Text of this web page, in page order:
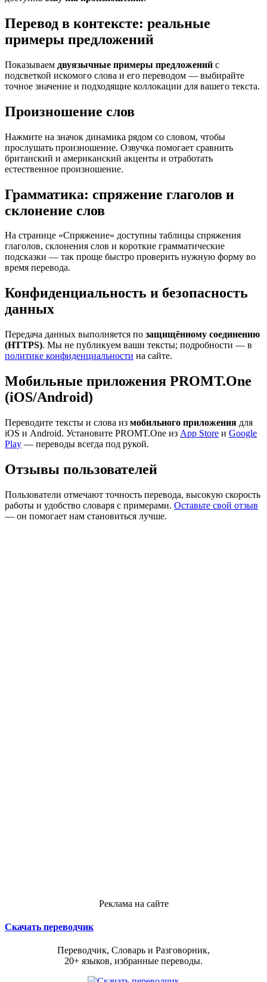
Перевод в контексте: реальные
примеры предложений
Показываем двуязычные примеры предложений с
подсветкой искомого слова и его переводом — выбирайте
точное значение и подходящие коллокации для вашего текста.
Произношение слов
Нажмите на значок динамика рядом со словом, чтобы
прослушать произношение. Озвучка помогает сравнить
британский и американский акценты и отработать
естественное произношение.
Грамматика: спряжение глаголов и
склонение слов
На странице «Спряжение» доступны таблицы спряжения
глаголов, склонения слов и короткие грамматические
подсказки — так проще быстро проверить нужную форму во
время перевода.
Конфиденциальность и безопасность
данных
Передача данных выполняется по защищённому соединению
(HTTPS). Мы не публикуем ваши тексты; подробности — в
политике конфиденциальности на сайте.
Мобильные приложения PROMT.One
(iOS/Android)
Переводите тексты и слова из мобильного приложения для
iOS и Android. Установите PROMT.One из App Store и Google
Play — переводы всегда под рукой.
Отзывы пользователей
Пользователи отмечают точность перевода, высокую скорость
работы и удобство словаря с примерами. Оставьте свой отзыв
— он помогает нам становиться лучше.
Реклама на сайте
Скачать переводчик
Переводчик, Словарь и Разговорник,
20+ языков, избранные переводы.